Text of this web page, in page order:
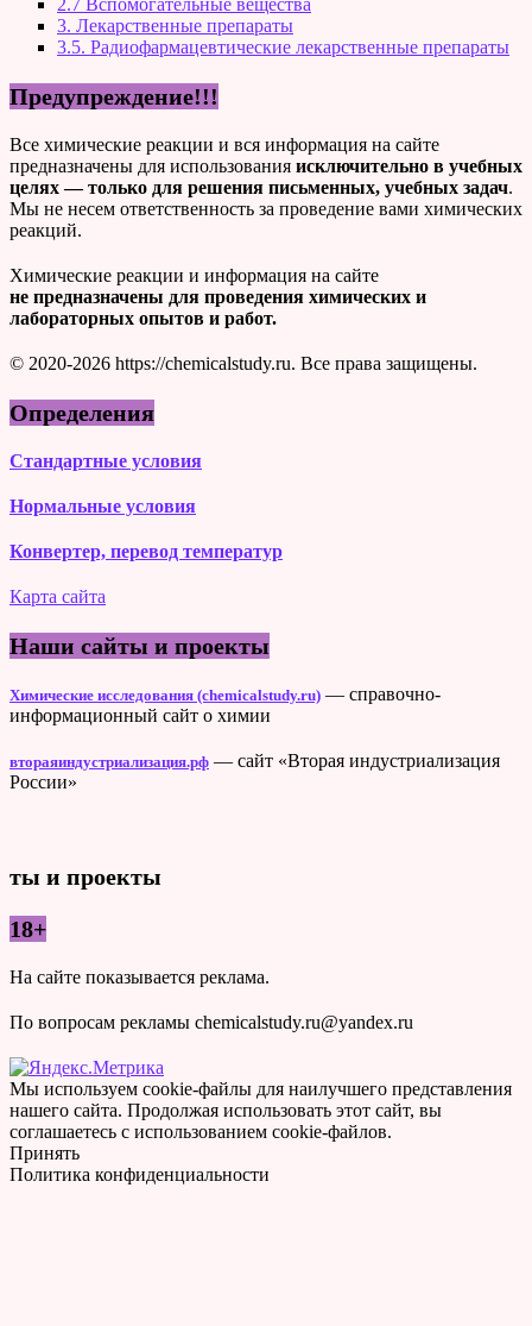
2.7 Вспомогательные вещества
3. Лекарственные препараты
3.5. Радиофармацевтические лекарственные препараты
Предупреждение!!!
Все химические реакции и вся информация на сайте
предназначены для использования исключительно в учебных
целях — только для решения письменных, учебных задач.
Мы не несем ответственность за проведение вами химических
реакций.
Химические реакции и информация на сайте
не предназначены для проведения химических и
лабораторных опытов и работ.
© 2020-2026 https://chemicalstudy.ru. Все права защищены.
Определения
Стандартные условия
Нормальные условия
Конвертер, перевод температур
Карта сайта
Наши сайты и проекты
Химические исследования (chemicalstudy.ru) — справочно-
информационный сайт о химии
втораяиндустриализация.рф — сайт «Вторая индустриализация
России»
ты и проекты
18+
На сайте показывается реклама.
По вопросам рекламы chemicalstudy.ru@yandex.ru
Мы используем cookie-файлы для наилучшего представления
нашего сайта. Продолжая использовать этот сайт, вы
соглашаетесь с использованием cookie-файлов.
Принять
Политика конфиденциальности